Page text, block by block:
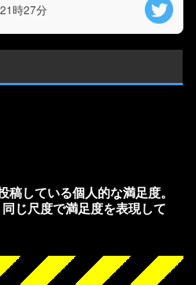
時27分
稿している個人的な満足度。
じ尺度で満足度を表現して